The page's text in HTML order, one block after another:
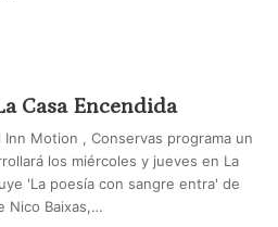
Casa Encendida
Motion , Conservas programa un
los miércoles y jueves en La
'La poesía con sangre entra' de
Nico Baixas,…